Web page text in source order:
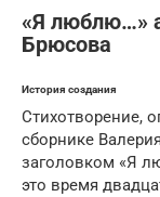
«Я люблю…»
Брюсова
История создания
Стихотворение,
сборнике
заголовком «Я
это время